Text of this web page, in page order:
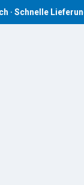
Lieferung im